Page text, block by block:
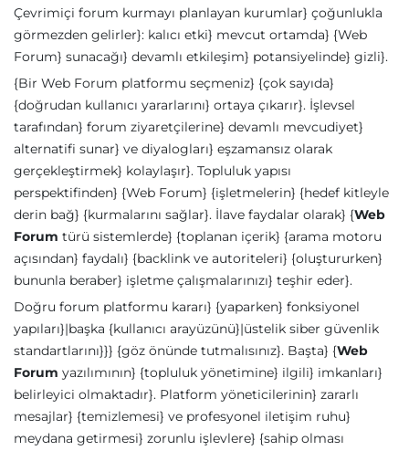
Çevrimiçi forum kurmayı planlayan kurumlar} çoğunlukla
görmezden gelirler}: kalıcı etki} mevcut ortamda} {Web
Forum} sunacağı} devamlı etkileşim} potansiyelinde} gizli}.
{Bir Web Forum platformu seçmeniz} {çok sayıda}
{doğrudan kullanıcı yararlarını} ortaya çıkarır}. İşlevsel
tarafından} forum ziyaretçilerine} devamlı mevcudiyet}
alternatifi sunar} ve diyalogları} eşzamansız olarak
gerçekleştirmek} kolaylaşır}. Topluluk yapısı
perspektifinden} {Web Forum} {işletmelerin} {hedef kitleyle
derin bağ} {kurmalarını sağlar}. İlave faydalar olarak} {Web
Forum türü sistemlerde} {toplanan içerik} {arama motoru
açısından} faydalı} {backlink ve autoriteleri} {oluştururken}
bununla beraber} işletme çalışmalarınızı} teşhir eder}.
Doğru forum platformu kararı} {yaparken} fonksiyonel
yapıları}|başka {kullanıcı arayüzünü}|üstelik siber güvenlik
standartlarını}}} {göz önünde tutmalısınız}. Başta} {Web
Forum yazılımının} {topluluk yönetimine} ilgili} imkanları}
belirleyici olmaktadır}. Platform yöneticilerinin} zararlı
mesajlar} {temizlemesi} ve profesyonel iletişim ruhu}
meydana getirmesi} zorunlu işlevlere} {sahip olması